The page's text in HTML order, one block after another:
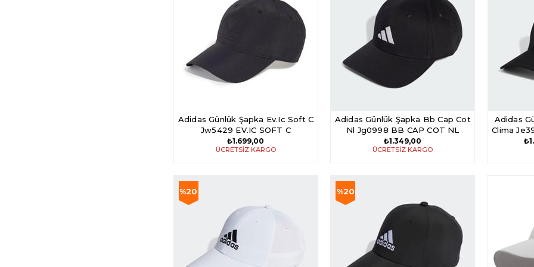
Adidas Günlük Şapka Ev.Ic Soft C
Jw5429 EV.IC SOFT C
₺1.699,00
ÜCRETSIZ KARGO
Adidas Günlük Şapka Bb Cap Cot
Nl Jg0998 BB CAP COT NL
₺1.349,00
ÜCRETSIZ KARGO
Adidas
Clima
%20
%20İndirim
%20
%20İndirim